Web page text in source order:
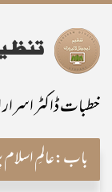
خطبات ڈاکٹر اسرار
باب:عالمِ